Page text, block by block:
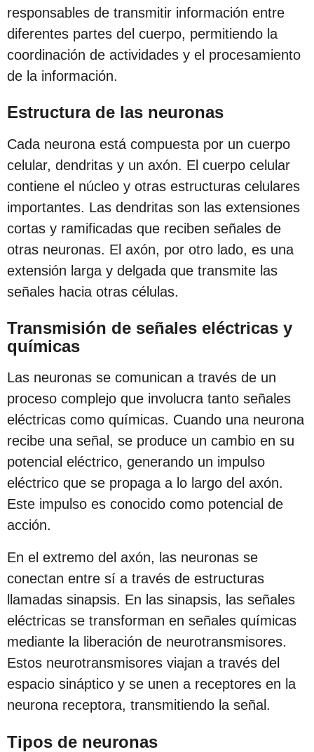
a
o
d
s
d
e
l
a
p
u
b
l
i
a
c
i
ó
n
responsables de transmitir información entre
diferentes partes del cuerpo, permitiendo la
coordinación de actividades y el procesamiento
de la información.
Estructura de las neuronas
Cada neurona está compuesta por un cuerpo
celular, dendritas y un axón. El cuerpo celular
contiene el núcleo y otras estructuras celulares
importantes. Las dendritas son las extensiones
cortas y ramificadas que reciben señales de
otras neuronas. El axón, por otro lado, es una
extensión larga y delgada que transmite las
señales hacia otras células.
Transmisión de señales eléctricas y
químicas
Las neuronas se comunican a través de un
proceso complejo que involucra tanto señales
eléctricas como químicas. Cuando una neurona
recibe una señal, se produce un cambio en su
potencial eléctrico, generando un impulso
eléctrico que se propaga a lo largo del axón.
Este impulso es conocido como potencial de
acción.
En el extremo del axón, las neuronas se
conectan entre sí a través de estructuras
llamadas sinapsis. En las sinapsis, las señales
eléctricas se transforman en señales químicas
mediante la liberación de neurotransmisores.
Estos neurotransmisores viajan a través del
espacio sináptico y se unen a receptores en la
neurona receptora, transmitiendo la señal.
Tipos de neuronas